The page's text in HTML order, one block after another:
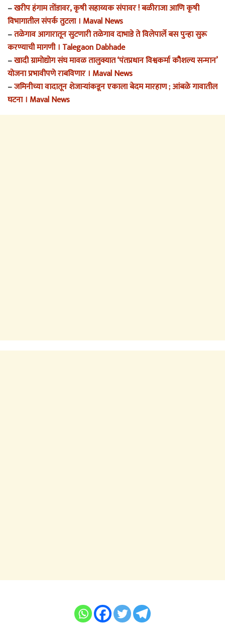
–खरीप हंगाम तोंडावर, कृषी सहाय्यक संपावर ! बळीराजा आणि कृषी
विभागातील संपर्क तुटला । Maval News
–तळेगाव आगारातून सुटणारी तळेगाव दाभाडे ते विलेपार्ले बस पुन्हा सुरू
करण्याची मागणी । Talegaon Dabhade
–खादी ग्रामोद्योग संघ मावळ तालुक्यात ‘पंतप्रधान विश्वकर्मा कौशल्य सन्मान’
योजना प्रभावीपणे राबविणार । Maval News
–जमिनीच्या वादातून शेजाऱ्यांकडून एकाला बेदम मारहाण ; आंबळे गावातील
घटना । Maval News